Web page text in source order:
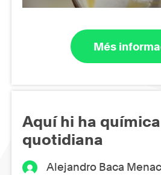
Més
Aquí hi ha
quotidiana
Alejandro Baca